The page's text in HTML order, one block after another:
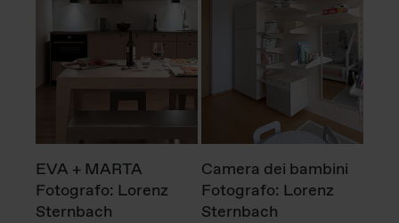
EVA + MARTA
Fotografo: Lorenz
Sternbach
Camera dei bambini
Fotografo: Lorenz
Sternbach